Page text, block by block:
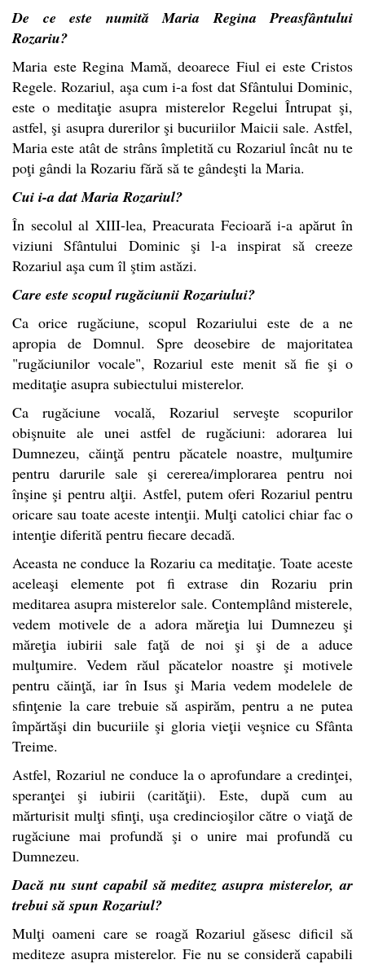
De ce este numită Maria Regina Preasfântului
Rozariu?
Maria este Regina Mamă, deoarece Fiul ei este Cristos
Regele. Rozariul, aşa cum i-a fost dat Sfântului Dominic,
este o meditaţie asupra misterelor Regelui Întrupat şi,
astfel, şi asupra durerilor şi bucuriilor Maicii sale. Astfel,
Maria este atât de strâns împletită cu Rozariul încât nu te
poţi gândi la Rozariu fără să te gândeşti la Maria.
Cui i-a dat Maria Rozariul?
În secolul al XIII-lea, Preacurata Fecioară i-a apărut în
viziuni Sfântului Dominic şi l-a inspirat să creeze
Rozariul aşa cum îl ştim astăzi.
Care este scopul rugăciunii Rozariului?
Ca orice rugăciune, scopul Rozariului este de a ne
apropia de Domnul. Spre deosebire de majoritatea
"rugăciunilor vocale", Rozariul este menit să fie şi o
meditaţie asupra subiectului misterelor.
Ca rugăciune vocală, Rozariul serveşte scopurilor
obişnuite ale unei astfel de rugăciuni: adorarea lui
Dumnezeu, căinţă pentru păcatele noastre, mulţumire
pentru darurile sale şi cererea/implorarea pentru noi
înşine şi pentru alţii. Astfel, putem oferi Rozariul pentru
oricare sau toate aceste intenţii. Mulţi catolici chiar fac o
intenţie diferită pentru fiecare decadă.
Aceasta ne conduce la Rozariu ca meditaţie. Toate aceste
aceleaşi elemente pot fi extrase din Rozariu prin
meditarea asupra misterelor sale. Contemplând misterele,
vedem motivele de a adora măreţia lui Dumnezeu şi
măreţia iubirii sale faţă de noi şi şi de a aduce
mulţumire. Vedem răul păcatelor noastre şi motivele
pentru căinţă, iar în Isus şi Maria vedem modelele de
sfinţenie la care trebuie să aspirăm, pentru a ne putea
împărtăşi din bucuriile şi gloria vieţii veşnice cu Sfânta
Treime.
Astfel, Rozariul ne conduce la o aprofundare a credinţei,
speranţei şi iubirii (carităţii). Este, după cum au
mărturisit mulţi sfinţi, uşa credincioşilor către o viaţă de
rugăciune mai profundă şi o unire mai profundă cu
Dumnezeu.
Dacă nu sunt capabil să meditez asupra misterelor, ar
trebui să spun Rozariul?
Mulţi oameni care se roagă Rozariul găsesc dificil să
mediteze asupra misterelor. Fie nu se consideră capabili